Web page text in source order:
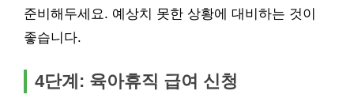
준비해두세요. 예상치 못한 상황에 대비하는 것이
좋습니다.
4단계: 육아휴직 급여 신청